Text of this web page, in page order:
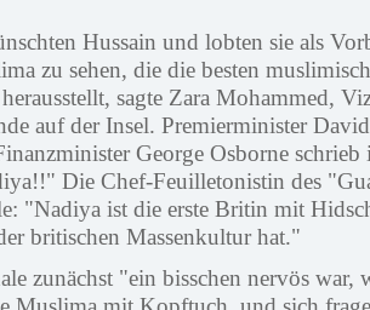
Hussain und lobten sie als
zu sehen, die die besten
sagte Zara Mohammed,
auf der Insel. Premierminister
George Osborne schrieb
Die Chef-Feuilletonistin des
"Nadiya ist die erste Britin mit
britischen Massenkultur hat."
zunächst "ein bisschen nervös war,